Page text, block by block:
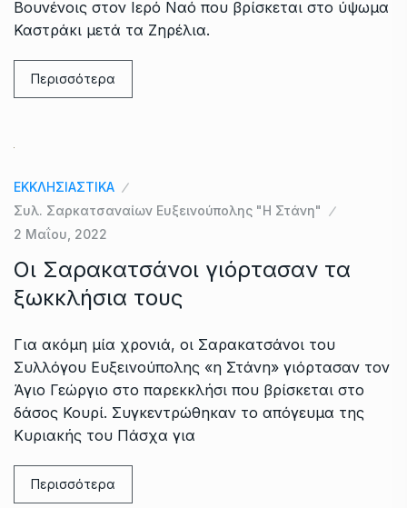
Βουνένοις στον Ιερό Ναό που βρίσκεται στο ύψωμα
Καστράκι μετά τα Ζηρέλια.
Περισσότερα
ΕΚΚΛΗΣΙΑΣΤΙΚΑ
Συλ. Σαρκατσαναίων Ευξεινούπολης "Η Στάνη"
2 Μαΐου, 2022
Οι Σαρακατσάνοι γιόρτασαν τα
ξωκκλήσια τους
Για ακόμη μία χρονιά, οι Σαρακατσάνοι του
Συλλόγου Ευξεινούπολης «η Στάνη» γιόρτασαν τον
Άγιο Γεώργιο στο παρεκκλήσι που βρίσκεται στο
δάσος Κουρί. Συγκεντρώθηκαν το απόγευμα της
Κυριακής του Πάσχα για
Περισσότερα